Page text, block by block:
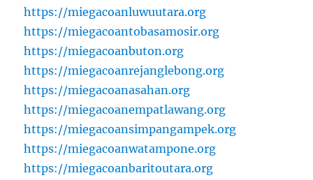
https://miegacoanluwuutara.org
https://miegacoantobasamosir.org
https://miegacoanbuton.org
https://miegacoanrejanglebong.org
https://miegacoanasahan.org
https://miegacoanempatlawang.org
https://miegacoansimpangampek.org
https://miegacoanwatampone.org
https://miegacoanbaritoutara.org